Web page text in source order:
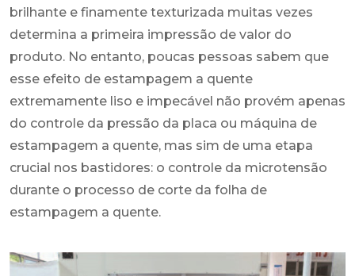
brilhante e finamente texturizada muitas vezes
determina a primeira impressão de valor do
produto. No entanto, poucas pessoas sabem que
esse efeito de estampagem a quente
extremamente liso e impecável não provém apenas
do controle da pressão da placa ou máquina de
estampagem a quente, mas sim de uma etapa
crucial nos bastidores: o controle da microtensão
durante o processo de corte da folha de
estampagem a quente.